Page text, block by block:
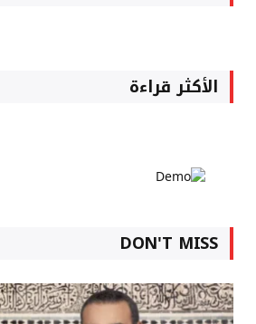
الأكثر قراءة
DON'T MISS